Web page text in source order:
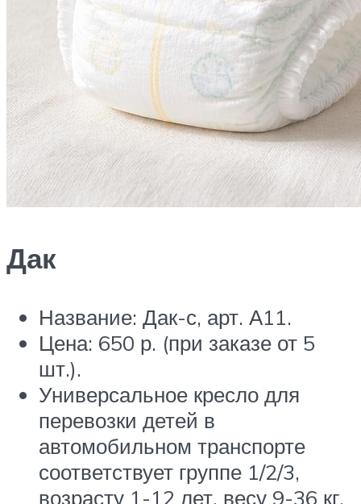
Дак
Название: Дак-с, арт. А11.
Цена: 650 р. (при заказе от 5
шт.).
Универсальное кресло для
перевозки детей в
автомобильном транспорте
соответствует группе 1/2/3,
возрасту 1-12 лет, весу 9-36 кг.